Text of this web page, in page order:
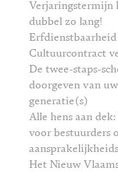
Verjaringstermijn
dubbel zo lang!
Cultuurcontract
De twee-staps-
doorgeven van
generatie(s)
Alle hens aan
voor bestuurders
Het Nieuw